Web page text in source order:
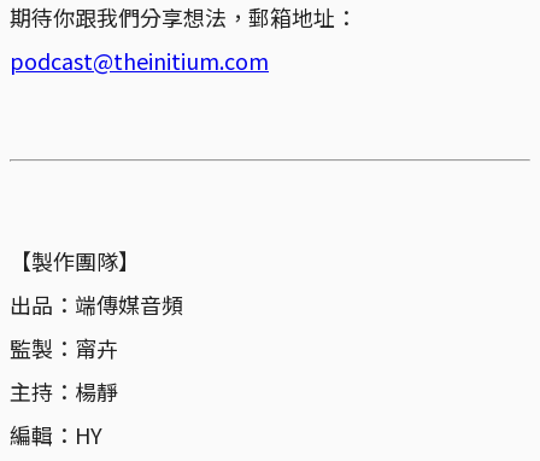
期待你跟我們分享想法，郵箱地址：
podcast@theinitium.com
【製作團隊】
出品：端傳媒音頻
監製：甯卉
主持：楊靜
編輯：HY